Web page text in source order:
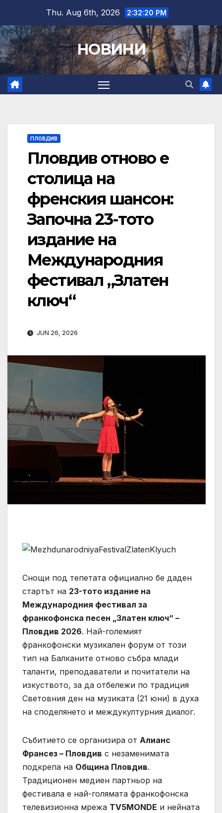
content
Thu. Aug 6th, 2026 2:32:21 PM
НОВИНИ
ПЛОВДИВ
Пловдив отново е
столица на
френския шансон:
Започна 23-тото
издание на
Международния
фестивал „Златен
ключ“
JUN 26, 2026
Снощи под тепетата официално бе даден
стартът на 23-тото издание на
Международния фестивал за
франкофонска песен „Златен ключ“ –
Пловдив 2026. Най-големият
франкофонски музикален форум от този
тип на Балканите отново събра млади
таланти, преподаватели и почитатели на
изкуството, за да отбележи по традиция
Световния ден на музиката (21 юни) в духа
на споделянето и междукултурния диалог.
Събитието се организира от Алианс
Франсез – Пловдив с незаменимата
подкрепа на Община Пловдив.
Традиционен медиен партньор на
фестивала е най-голямата франкофонска
телевизионна мрежа TV5MONDE и нейната